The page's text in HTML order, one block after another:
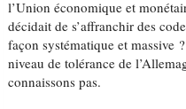
l’Union économique et
décidait de s’affranchir des
façon systématique et massive
niveau de tolérance de
connaissons pas.